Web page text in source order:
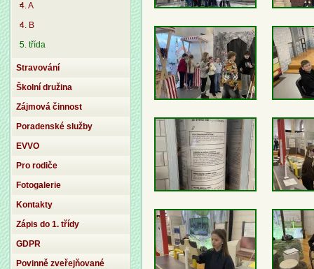
4. A
4. B
5. třída
Stravování
Školní družina
Zájmová činnost
Poradenské služby
EVVO
Pro rodiče
Fotogalerie
Kontakty
Zápis do 1. třídy
GDPR
Povinně zveřejňované